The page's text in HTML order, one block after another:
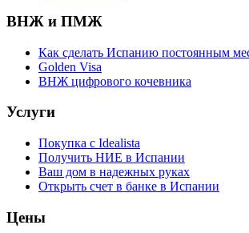
ВНЖ и ПМЖ
Как сделать Испанию постоянным
Golden Visa
ВНЖ цифрового кочевника
Услуги
Покупка с Idealista
Получить НИЕ в Испании
Ваш дом в надежных руках
Открыть счет в банке в Испании
Цены